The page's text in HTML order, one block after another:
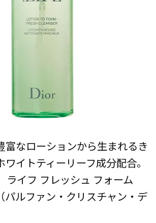
富なローションから生まれるき
イトティーリーフ成分配合。
ライフ フレッシュ フォーム
パルファン・クリスチャン・デ